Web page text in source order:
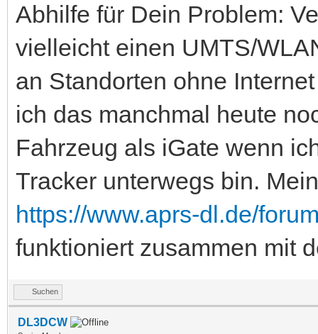
Abhilfe für Dein Problem:
vielleicht einen UMTS/
an Standorten ohne
ich das manchmal heute
Fahrzeug als iGate wenn
Tracker unterwegs bin.
https://www.aprs-dl.de/
funktioniert zusammen mit
Suchen
DL3DCW